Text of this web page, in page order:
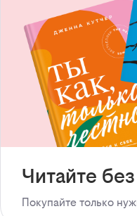
Читайте
Покупайте только